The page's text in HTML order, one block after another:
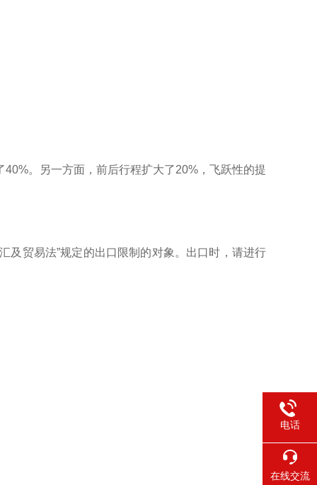
。另一方面，前后行程扩大了20%，飞跃性的提
及贸易法”规定的出口限制的对象。出口时，请进行
电话
在线交流